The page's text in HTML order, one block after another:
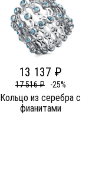
13 137 ₽
17 516 ₽ -25%
Кольцо из серебра c
фианитами